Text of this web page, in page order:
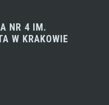
NR 4 IM.
W KRAKOWIE